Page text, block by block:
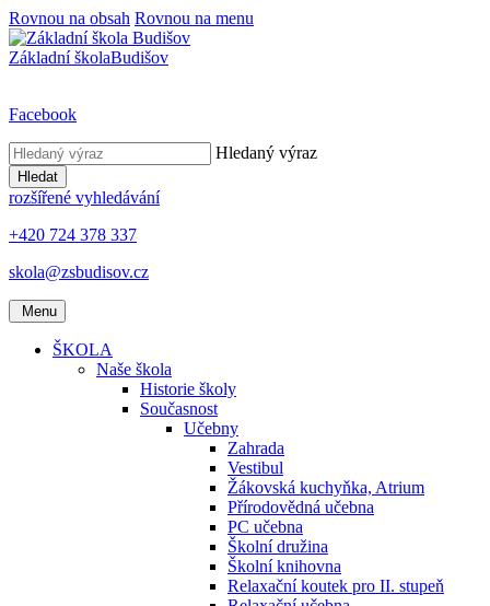
Rovnou na obsah Rovnou na menu
Základní školaBudišov
Facebook
Hledaný výraz
Hledat
rozšířené vyhledávání
+420 724 378 337
skola@zsbudisov.cz
Menu
ŠKOLA
Naše škola
Historie školy
Současnost
Učebny
Zahrada
Vestibul
Žákovská kuchyňka, Atrium
Přírodovědná učebna
PC učebna
Školní družina
Školní knihovna
Relaxační koutek pro II. stupeň